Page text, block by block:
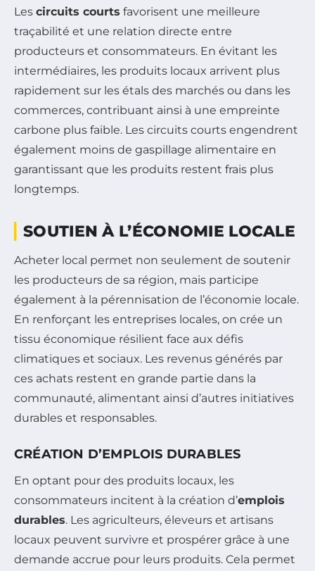
Les circuits courts favorisent une meilleure
traçabilité et une relation directe entre
producteurs et consommateurs. En évitant les
intermédiaires, les produits locaux arrivent plus
rapidement sur les étals des marchés ou dans les
commerces, contribuant ainsi à une empreinte
carbone plus faible. Les circuits courts engendrent
également moins de gaspillage alimentaire en
garantissant que les produits restent frais plus
longtemps.
SOUTIEN À L’ÉCONOMIE LOCALE
Acheter local permet non seulement de soutenir
les producteurs de sa région, mais participe
également à la pérennisation de l’économie locale.
En renforçant les entreprises locales, on crée un
tissu économique résilient face aux défis
climatiques et sociaux. Les revenus générés par
ces achats restent en grande partie dans la
communauté, alimentant ainsi d’autres initiatives
durables et responsables.
CRÉATION D’EMPLOIS DURABLES
En optant pour des produits locaux, les
consommateurs incitent à la création d’emplois
durables. Les agriculteurs, éleveurs et artisans
locaux peuvent survivre et prospérer grâce à une
demande accrue pour leurs produits. Cela permet